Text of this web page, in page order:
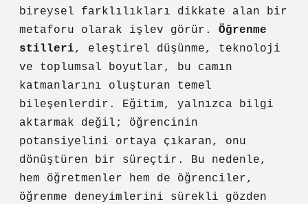
bireysel farklılıkları dikkate alan bir
metaforu olarak işlev görür. Öğrenme
stilleri, eleştirel düşünme, teknoloji
ve toplumsal boyutlar, bu camın
katmanlarını oluşturan temel
bileşenlerdir. Eğitim, yalnızca bilgi
aktarmak değil; öğrencinin
potansiyelini ortaya çıkaran, onu
dönüştüren bir süreçtir. Bu nedenle,
hem öğretmenler hem de öğrenciler,
öğrenme deneyimlerini sürekli gözden